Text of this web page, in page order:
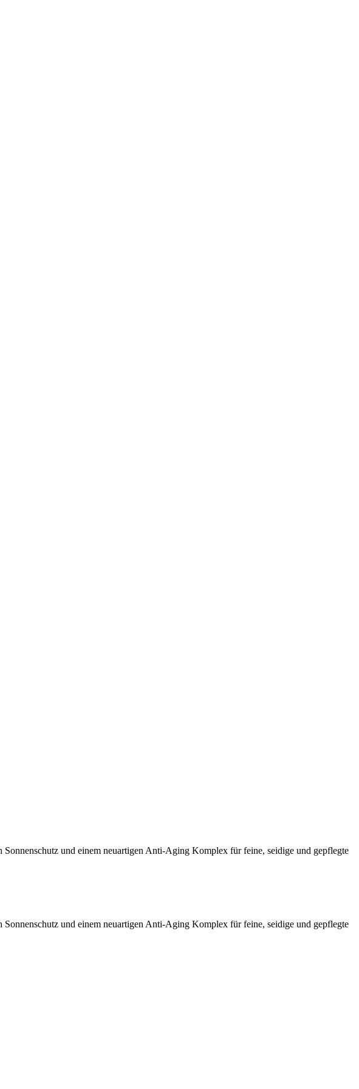
und einem neuartigen Anti-Aging Komplex für feine, seidige und gepflegte
und einem neuartigen Anti-Aging Komplex für feine, seidige und gepflegte